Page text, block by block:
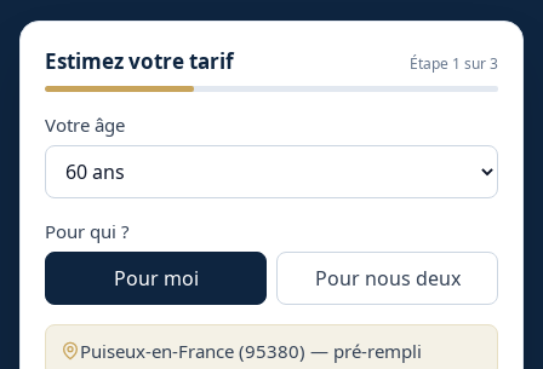
Estimez votre tarif Étape 1 sur 3
Votre âge
Pour qui ?
Pour moi Pour nous deux
Puiseux-en-France (95380) — pré-rempli